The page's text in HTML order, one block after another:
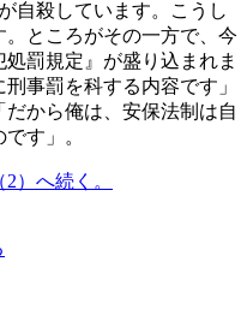
自殺しています。こうし
ところがその一方で、今
罰規定』が盛り込まれま
事罰を科する内容です」
から俺は、安保法制は自
す」。
）へ続く。